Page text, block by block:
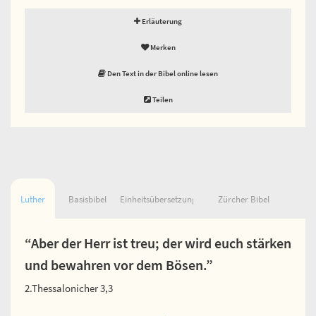
Erläuterung
Merken
Den Text in der Bibel online lesen
Teilen
Luther Basisbibel Einheitsübersetzung Zürcher Bibel
“Aber der Herr ist treu; der wird euch stärken
und bewahren vor dem Bösen.”
2.Thessalonicher 3,3